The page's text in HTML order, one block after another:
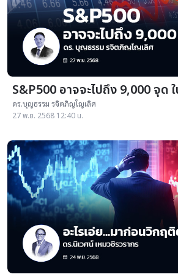
S&P500 อาจจะไปถึง 9,000 จุด
ดร.บุญธรรม รจิตภิญโญเลิศ
27 พ.ย. 2568 12:40 น.